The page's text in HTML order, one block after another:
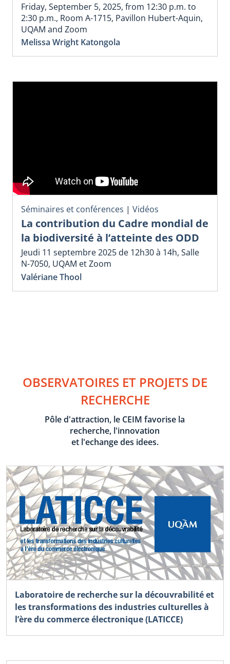
Friday, September 5, 2025, from 12:30 p.m. to
2:30 p.m., Room A-1715, Pavillon Hubert-Aquin,
UQAM and Zoom
Melissa Wright Katongola
Séminaires et conférences | Vidéos
La contribution du Cadre mondial de
la biodiversité à l’atteinte des ODD
Jeudi 11 septembre 2025 de 12h30 à 14h, Salle
N-7050, UQAM et Zoom
Valériane Thool
OBSERVATOIRES ET PROJETS DE
RECHERCHE
Pôle d'attraction, le CEIM favorise la
recherche, l'innovation
et l'echange des idees.
Laboratoire de recherche sur la découvrabilité et
les transformations des industries culturelles à
l’ère du commerce électronique (LATICCE)